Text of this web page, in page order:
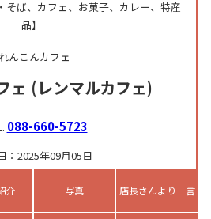
そば、カフェ、お菓子、カレー、特産
品】
れんこんカフェ
ェ (レンマルカフェ)
088-660-5723
：2025年09月05日
介 写真 店長さんより一言